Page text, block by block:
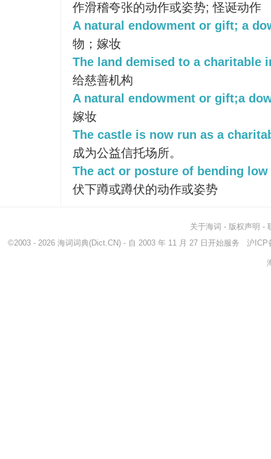
作滑稽夸张的动作或姿势; 怪诞动作
A natural endowment or gift; a
物；嫁妆
The land demised to a charitable
给慈善机构
A natural endowment or gift;a
嫁妆
The castle is now run as a
成为公益信托场所。
The act or posture of bending
伏下蹲或蹲伏的动作或姿势
关于海词 - 版权声明 -
©2003 - 2026 海词词典(Dict.CN) - 自 2003 年 11 月 27 日开始服务 沪ICP